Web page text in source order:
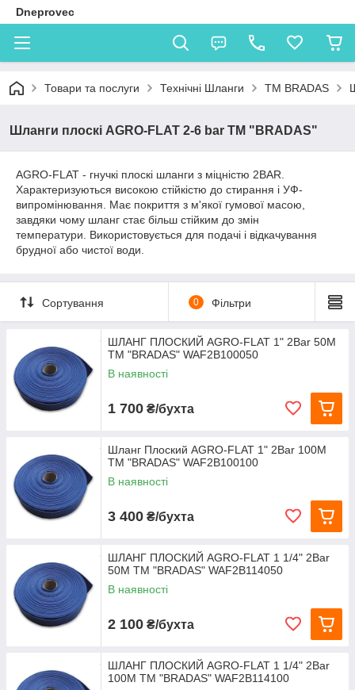
Dneprovec
Товари та послуги Технічні Шланги TM BRADAS
Шланги плоскі AGRO-FLAT 2-6 bar ТМ "BRADAS"
AGRO-FLAT - гнучкі плоскі шланги з міцністю 2BAR.
Характеризуються високою стійкістю до стирання і УФ-
випромінювання.
Має покриття з м'якої гумової масою,
завдяки чому шланг стає більш стійким до змін
температури.
Використовується для подачі і відкачування
брудної або чистої води.
Сортування 0 Фільтри
ШЛАНГ ПЛОСКИЙ AGRO-FLAT 1" 2Bar 50М
TM "BRADAS" WAF2B100050
В наявності
1 700 ₴/бухта
Шланг Плоский AGRO-FLAT 1" 2Bar 100М
TM "BRADAS" WAF2B100100
В наявності
3 400 ₴/бухта
ШЛАНГ ПЛОСКИЙ AGRO-FLAT 1 1/4" 2Bar
50М TM "BRADAS" WAF2B114050
В наявності
2 100 ₴/бухта
ШЛАНГ ПЛОСКИЙ AGRO-FLAT 1 1/4" 2Bar
100М TM "BRADAS" WAF2B114100